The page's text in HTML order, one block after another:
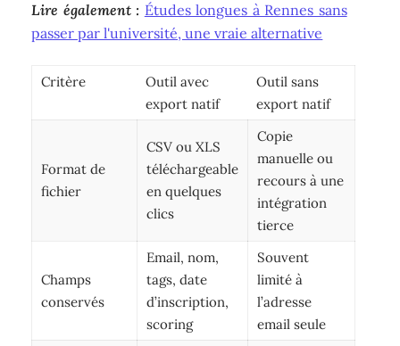
Lire également : Études longues à Rennes sans
passer par l'université, une vraie alternative
Critère
Outil avec
export natif
Outil sans
export natif
Format de
fichier
CSV ou XLS
téléchargeable
en quelques
clics
Copie
manuelle ou
recours à une
intégration
tierce
Champs
conservés
Email, nom,
tags, date
d’inscription,
scoring
Souvent
limité à
l’adresse
email seule